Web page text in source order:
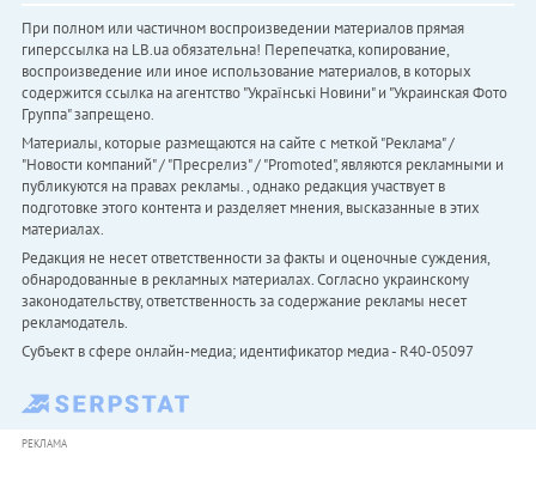
При полном или частичном воспроизведении материалов прямая
гиперссылка на LB.ua обязательна! Перепечатка, копирование,
воспроизведение или иное использование материалов, в которых
содержится ссылка на агентство "Українськi Новини" и "Украинская Фото
Группа" запрещено.
Материалы, которые размещаются на сайте с меткой "Реклама" /
"Новости компаний" / "Пресрелиз" / "Promoted", являются рекламными и
публикуются на правах рекламы. , однако редакция участвует в
подготовке этого контента и разделяет мнения, высказанные в этих
материалах.
Редакция не несет ответственности за факты и оценочные суждения,
обнародованные в рекламных материалах. Согласно украинскому
законодательству, ответственность за содержание рекламы несет
рекламодатель.
Субъект в сфере онлайн-медиа; идентификатор медиа - R40-05097
РЕКЛАМА